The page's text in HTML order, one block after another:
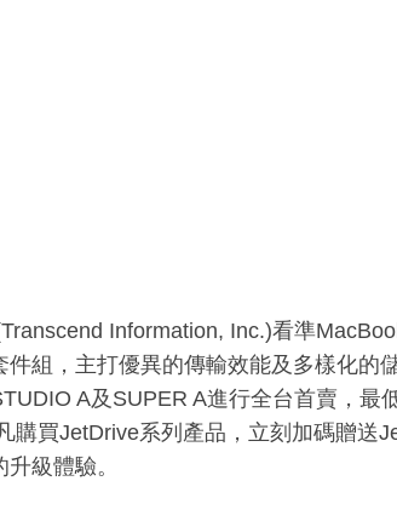
Information, Inc.)看準
組，主打優異的傳輸效能及多樣化的
A及SUPER A進行全台首賣，最
購買JetDrive系列產品，立刻加碼贈送
級體驗。